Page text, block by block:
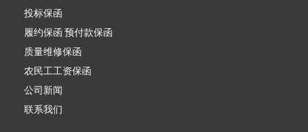
投标保函
履约保函 预付款保函
质量维修保函
农民工工资保函
公司新闻
联系我们